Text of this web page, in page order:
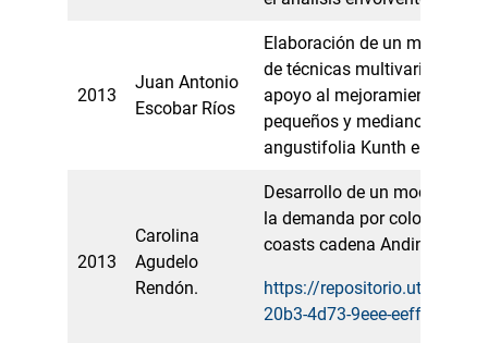
2013
Juan Antonio
Escobar Ríos
Elaboración de un modelo
de técnicas multivariadas
apoyo al mejoramiento de
pequeños y medianos
angustifolia Kunth en el Eje
2013
Carolina
Agudelo
Rendón.
Desarrollo de un modelo
la demanda por color en la
coasts cadena Andina s.a
https://
20b3-4d73-9eee-